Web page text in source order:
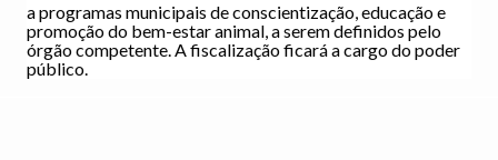
a programas municipais de conscientização, educação e
promoção do bem-estar animal, a serem definidos pelo
órgão competente. A fiscalização ficará a cargo do poder
público.